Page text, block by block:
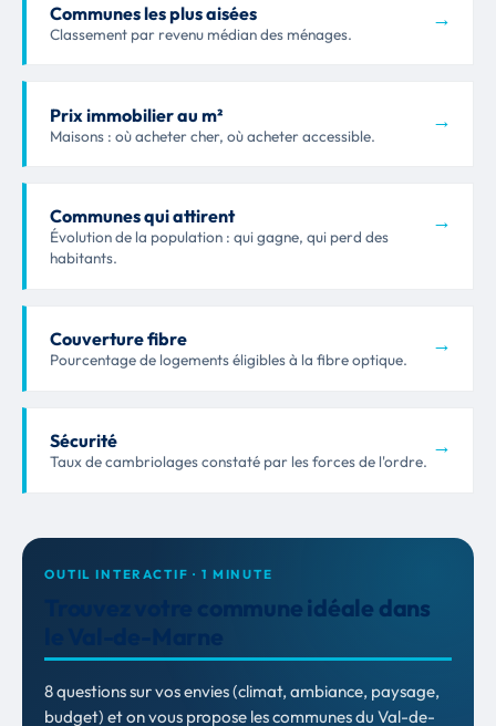
Communes les plus aisées
Classement par revenu médian des ménages.
→
Prix immobilier au m²
Maisons : où acheter cher, où acheter accessible.
→
Communes qui attirent
Évolution de la population : qui gagne, qui perd des
habitants.
→
Couverture fibre
Pourcentage de logements éligibles à la fibre optique.
→
Sécurité
Taux de cambriolages constaté par les forces de l'ordre.
→
OUTIL INTERACTIF · 1 MINUTE
Trouvez votre commune idéale dans
8 questions sur vos envies (climat, ambiance, paysage,
budget) et on vous propose les communes du Val-de-